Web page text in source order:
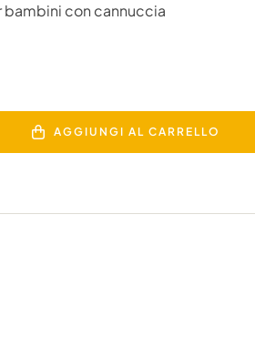
bambini con cannuccia
AGGIUNGI AL CARRELLO